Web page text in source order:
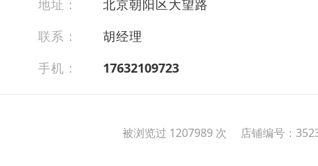
地址：
北京朝阳区大望路
联系：
胡经理
手机：
17632109723
被浏览过 1207989 次 店铺编号：